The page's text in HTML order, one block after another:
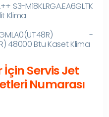
S3-M18KLRGA.EA6GLTK
Klima
-
48000 Btu Kaset Klima
Servis Jet
Numarası